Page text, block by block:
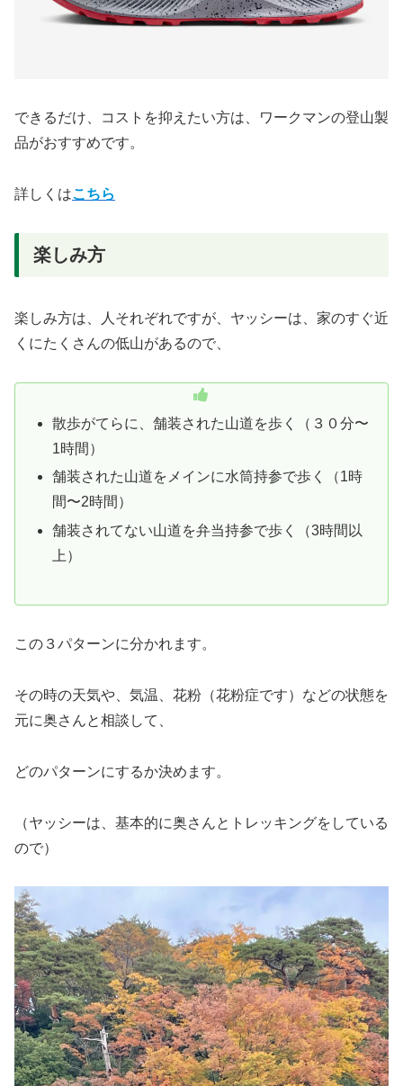
できるだけ、コストを抑えたい方は、ワークマンの登山製
品がおすすめです。
詳しくはこちら
楽しみ方
楽しみ方は、人それぞれですが、ヤッシーは、家のすぐ近
くにたくさんの低山があるので、
散歩がてらに、舗装された山道を歩く（３０分〜
1時間）
舗装された山道をメインに水筒持参で歩く（1時
間〜2時間）
舗装されてない山道を弁当持参で歩く（3時間以
上）
この３パターンに分かれます。
その時の天気や、気温、花粉（花粉症です）などの状態を
元に奥さんと相談して、
どのパターンにするか決めます。
（ヤッシーは、基本的に奥さんとトレッキングをしている
ので）